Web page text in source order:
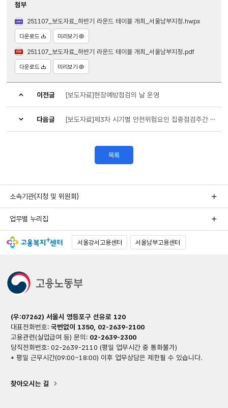
첨부
251107_보도자료_하반기 라운드 테이블 개최_서울남부지청.hwpx
다운로드 미리보기
251107_보도자료_하반기 라운드 테이블 개최_서울남부지청.pdf
다운로드 미리보기
이전글 [보도자료]현장예방점검의 날 운영
다음글 [보도자료]제3차 시기별 안전위험요인 집중점검주간 운영
목록
소속기관(지청 및 위원회)
업무별 누리집
서울강서고용센터 서울남부고용센터
(우:07262) 서울시 영등포구 선유로 120
대표전화번호: 국번없이 1350, 02-2639-2100
고용관련(실업급여 등) 문의:02-2639-2300
당직전화번호: 02-2639-2110 (평일 업무시간 중 통화불가)
* 평일 근무시간(09:00~18:00) 이후 업무상담은 제한될 수 있습니다.
찾아오시는 길